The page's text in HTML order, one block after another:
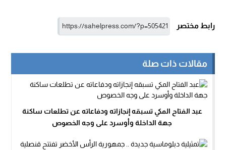
رابط مختصر
مقالات ذات صلة
عبد الفتاح المكي تسبقه إنجازاته ودفاعاته عن تطلعات ساكنة
جهة الداخلة وأوسرد على وجه الخصوص